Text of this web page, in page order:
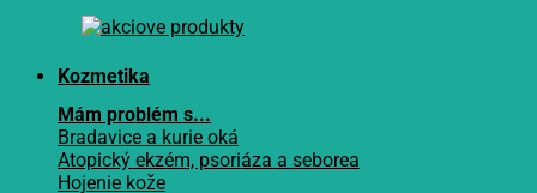
Kozmetika
Mám problém s...
Bradavice a kurie oká
Atopický ekzém, psoriáza a seborea
Hojenie kože